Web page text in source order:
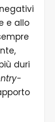
e allo
duri